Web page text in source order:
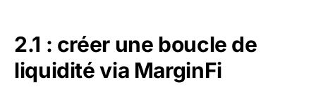
2.1 : créer une boucle de
liquidité via MarginFi